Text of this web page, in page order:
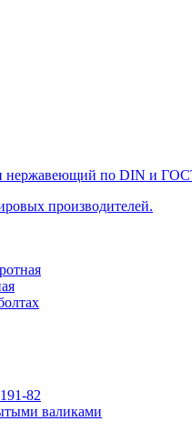
нержавеющий по DIN и
производителей.
82
валиками